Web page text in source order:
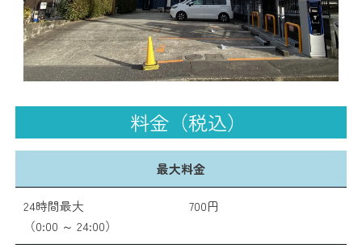
料金（税込）
最大料金
24時間最大
（0:00 ～ 24:00）
700円